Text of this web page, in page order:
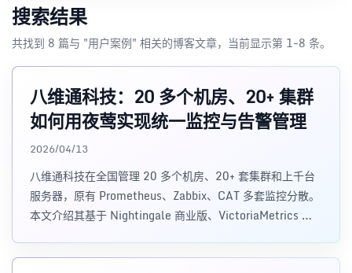
搜索结果
共找到 8 篇与 "用户案例" 相关的博客文章，当前显示第 1-8 条。
八维通科技：20 多个机房、20+ 集群
如何用夜莺实现统一监控与告警管理
2026/04/13
八维通科技在全国管理 20 多个机房、20+ 套集群和上千台
服务器，原有 Prometheus、Zabbix、CAT 多套监控分散。
本文介绍其基于 Nightingale 商业版、VictoriaMetrics 和
护成本降低约 50% 的落地实践。